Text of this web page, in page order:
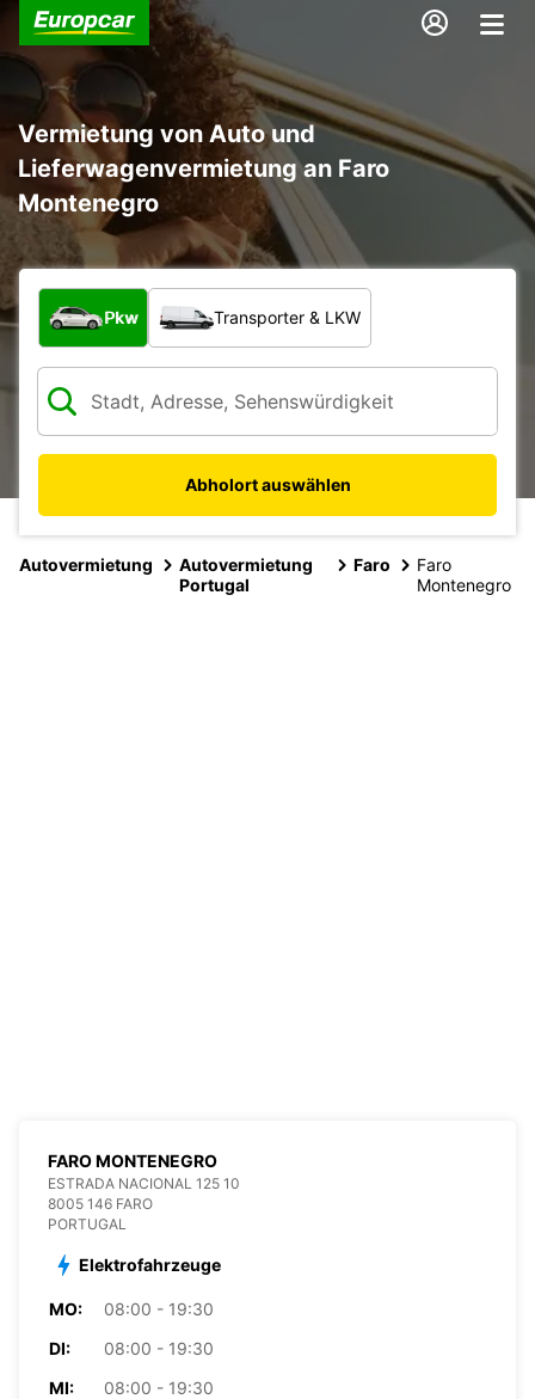
Vermietung von Auto und
Lieferwagenvermietung an Faro
Montenegro
Welche Art von Fahrzeug?
Pkw Transporter & LKW
Abholort auswählen
Autovermietung
Autovermietung
Portugal
Faro
Faro
Montenegro
FARO MONTENEGRO
ESTRADA NACIONAL 125 10
8005 146 FARO
PORTUGAL
Elektrofahrzeuge
MO:
08:00 - 19:30
DI:
08:00 - 19:30
MI:
08:00 - 19:30